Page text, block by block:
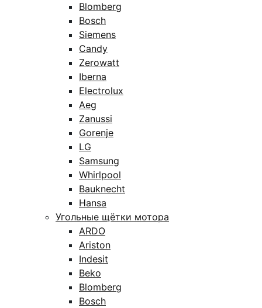
Blomberg
Bosch
Siemens
Candy
Zerowatt
Iberna
Electrolux
Aeg
Zanussi
Gorenje
LG
Samsung
Whirlpool
Bauknecht
Hansa
Угольные щётки мотора
ARDO
Ariston
Indesit
Beko
Blomberg
Bosch